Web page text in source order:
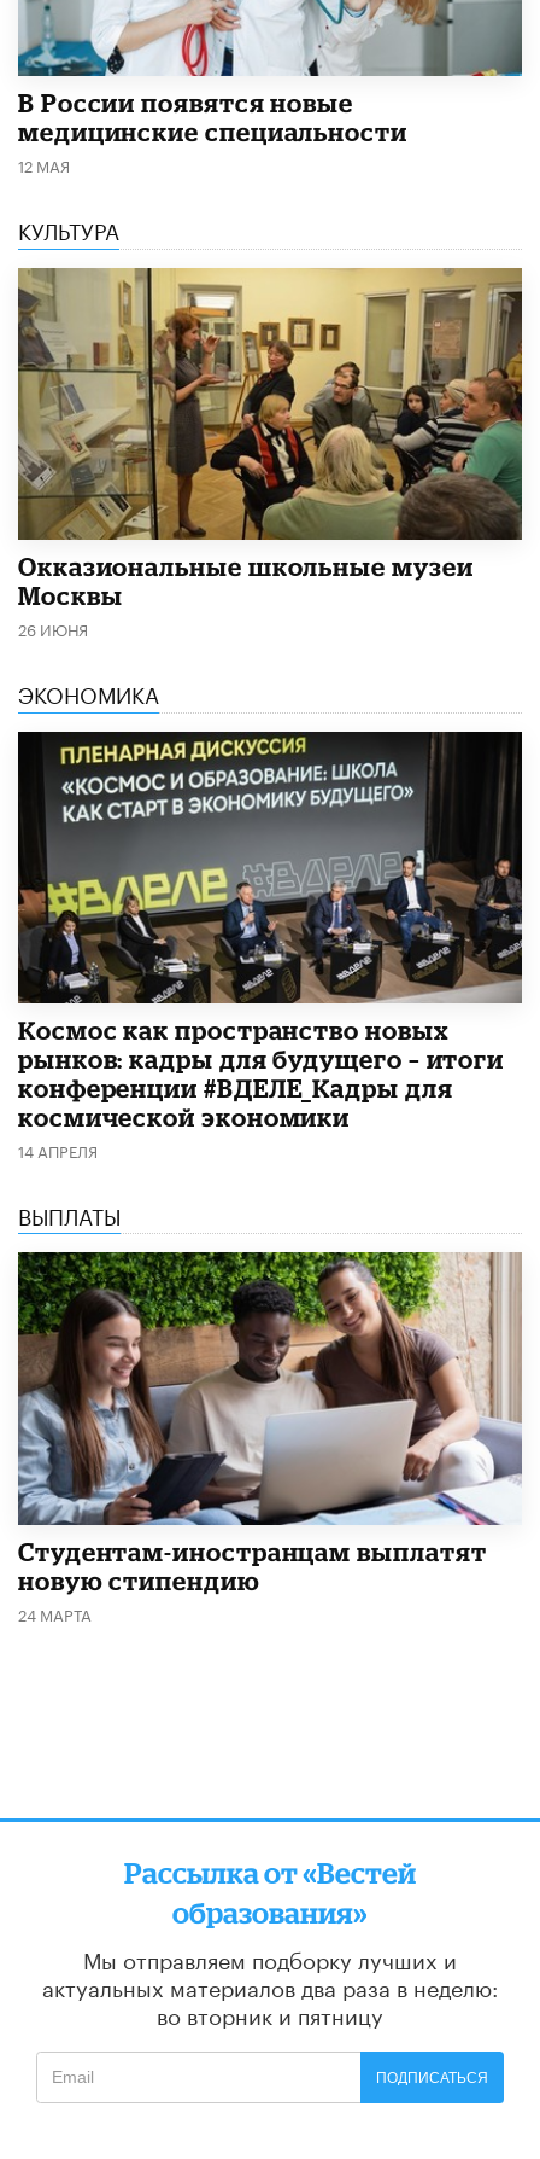
В России появятся новые
медицинские специальности
12 МАЯ
КУЛЬТУРА
​Окказиональные школьные музеи
Москвы
26 ИЮНЯ
ЭКОНОМИКА
Космос как пространство новых
рынков: кадры для будущего – итоги
конференции #ВДЕЛЕ_Кадры для
космической экономики
14 АПРЕЛЯ
ВЫПЛАТЫ
Студентам-иностранцам выплатят
новую стипендию
24 МАРТА
Рассылка от «Вестей
образования»
Мы отправляем подборку лучших и
актуальных материалов два раза в неделю:
во вторник и пятницу
ПОДПИСАТЬСЯ